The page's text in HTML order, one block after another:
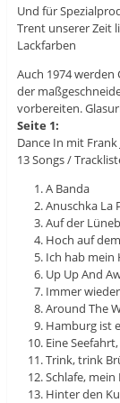
Und für
Trent unserer Zeit
Lackfarben
Auch 1974 werden
der
vorbereiten.
Seite 1:
Dance In mit Frank
13 Songs /
A Banda
Anuschka La
Auf der
Hoch auf
Ich hab mein
Up Up And
Immer
Around The
Hamburg ist
Eine
Trink, trink
Schlafe, mein
Hinter den